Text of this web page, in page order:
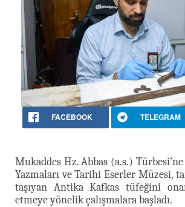
FACEBOOK TELEGRAM
Mukaddes Hz. Abbas (a.s.)
Yazmaları ve Tarihi Eserler Müzesi,
taşıyan Antika Kafkas tüfeğini
etmeye yönelik çalışmalara başladı.